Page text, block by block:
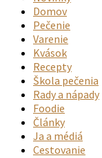
Domov
Pečenie
Varenie
Kvások
Recepty
Škola pečenia
Rady a nápady
Foodie
Články
Ja a médiá
Cestovanie